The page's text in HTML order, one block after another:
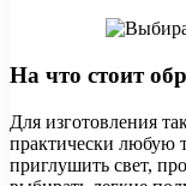
На что стоит
Для изготовления
практически любую
приглушить свет,